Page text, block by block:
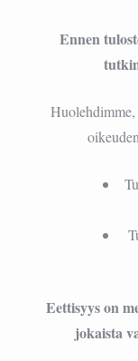
Ennen
Huolehdimme,
Eettisyys on
jokaista